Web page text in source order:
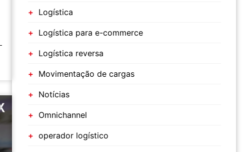
Logística
Logística para e-commerce
Logística reversa
Movimentação de cargas
Notícias
Omnichannel
operador logístico